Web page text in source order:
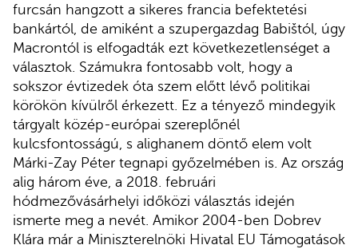
furcsán hangzott a sikeres francia befektetési
bankártól, de amiként a szupergazdag Babištól, úgy
Macrontól is elfogadták ezt következetlenséget a
választok. Számukra fontosabb volt, hogy a
sokszor évtizedek óta szem előtt lévő politikai
körökön kívülről érkezett. Ez a tényező mindegyik
tárgyalt közép-európai szereplőnél
kulcsfontosságú, s alighanem döntő elem volt
Márki-Zay Péter tegnapi győzelmében is. Az ország
alig három éve, a 2018. februári
hódmezővásárhelyi időközi választás idején
ismerte meg a nevét. Amikor 2004-ben Dobrev
Klára már a Miniszterelnöki Hivatal EU Támogatások